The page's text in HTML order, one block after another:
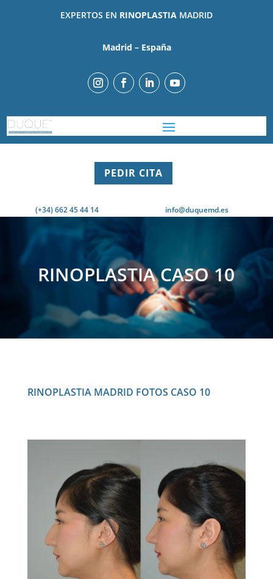
EXPERTOS EN RINOPLASTIA MADRID
Madrid – España
PEDIR CITA
(+34) 662 45 44 14 info@duquemd.es
RINOPLASTIA CASO 10
RINOPLASTIA MADRID FOTOS CASO 10